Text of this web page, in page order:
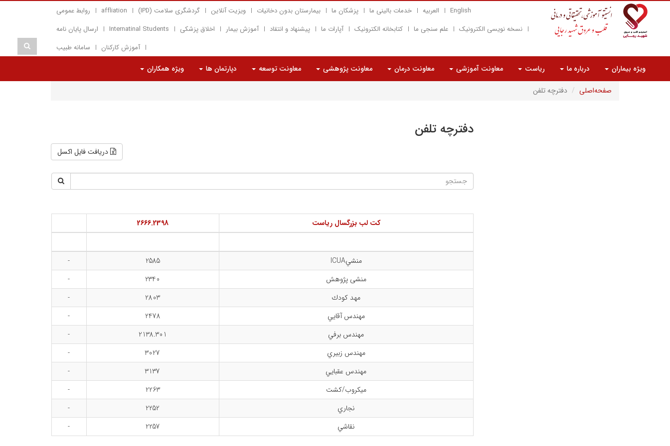
English العربیه خدمات بالینی ما پزشکان ما بیمارستان بدون دخانیات ویزیت آنلاین گردشگری سلامت (IPD) affliation
روابط عمومی
نسخه نویسی الکترونیک
علم سنجی ما کتابخانه الکترونیک آپارات ما پیشنهاد و انتقاد آموزش بیمار اخلاق پزشکی Internatinal Students
ارسال پایان نامه
آموزش کارکنان
سامانه طبیب
ویژه بیماران درباره ما ریاست معاونت آموزشی معاونت درمان معاونت پژوهشی معاونت توسعه دپارتمان ها
ویژه همکاران
صفحه‌اصلی
دفترچه تلفن
دفترچه تلفن
دریافت فایل اکسل
کت لب بزرگسال رياست 2666.2398
منشيICUA 2585
-
منشی پژوهش
2340
-
مهد كودك
2803
-
مهندس آقايي
2478
-
مهندس برفي
2138.301
-
مهندس زبيري
3027
-
مهندس عقبايي
3137
-
ميكروب/كشت
2263
-
نجاري
2252
-
نقاشي
2257
-